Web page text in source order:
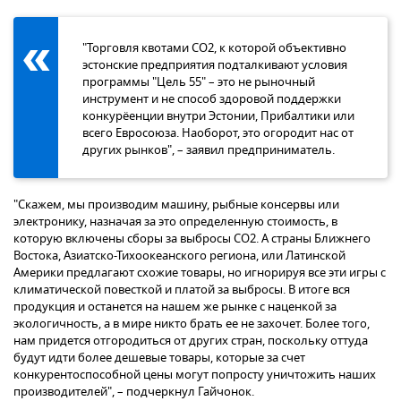
"Торговля квотами СО2, к которой объективно
эстонские предприятия подталкивают условия
программы "Цель 55" – это не рыночный
инструмент и не способ здоровой поддержки
конкурёенции внутри Эстонии, Прибалтики или
всего Евросоюза. Наоборот, это огородит нас от
других рынков", – заявил предприниматель.
"Скажем, мы производим машину, рыбные консервы или
электронику, назначая за это определенную стоимость, в
которую включены сборы за выбросы СО2. А страны Ближнего
Востока, Азиатско-Тихоокеанского региона, или Латинской
Америки предлагают схожие товары, но игнорируя все эти игры с
климатической повесткой и платой за выбросы. В итоге вся
продукция и останется на нашем же рынке с наценкой за
экологичность, а в мире никто брать ее не захочет. Более того,
нам придется отгородиться от других стран, поскольку оттуда
будут идти более дешевые товары, которые за счет
конкурентоспособной цены могут попросту уничтожить наших
производителей", – подчеркнул Гайчонок.